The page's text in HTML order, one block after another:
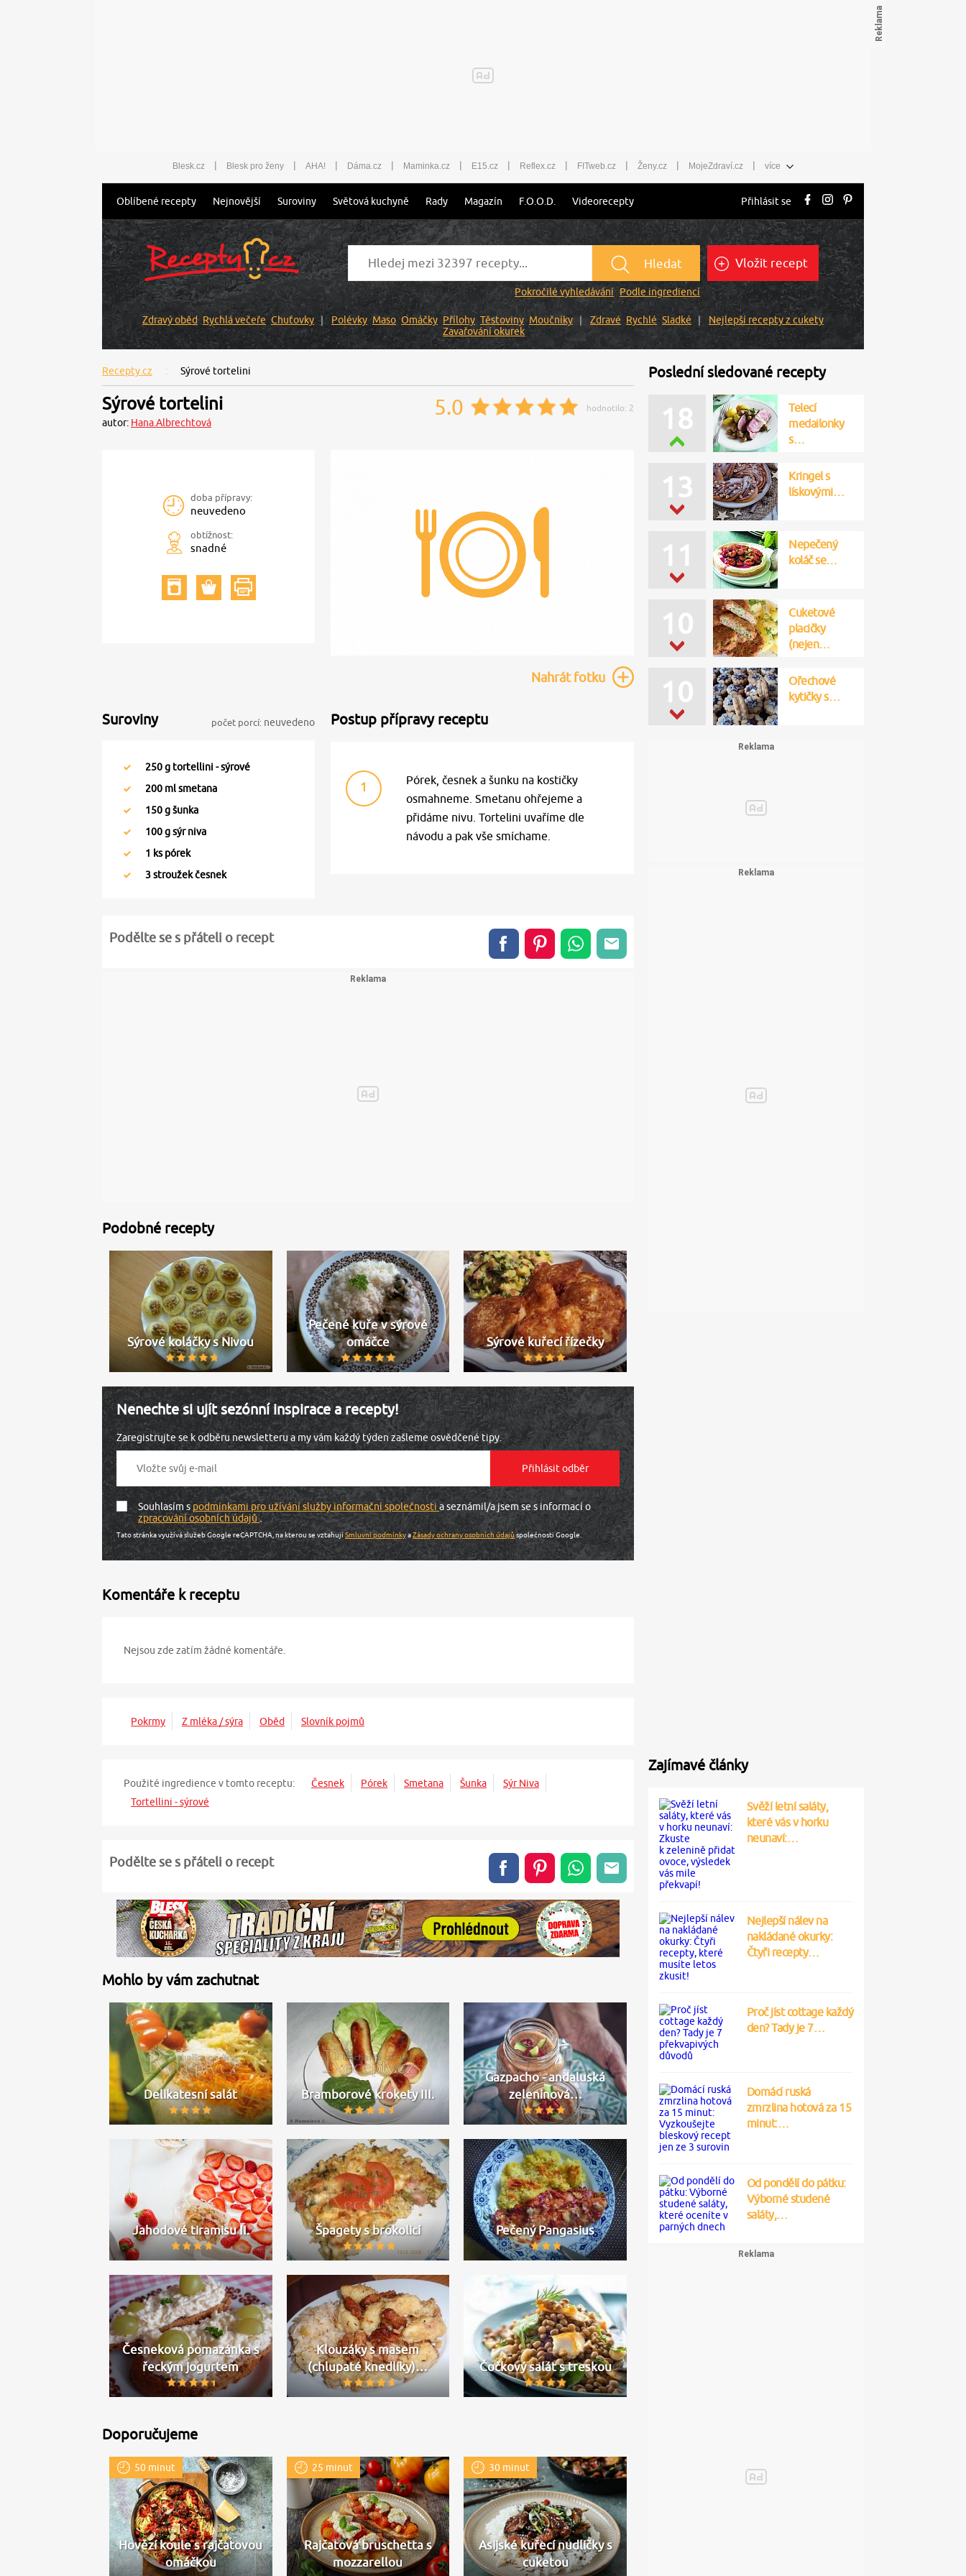
Blesk.cz | Blesk pro ženy | AHA! | Dáma.cz | Maminka.cz | E15.cz | Reflex.cz | FITweb.cz | Ženy.cz | MojeZdraví.cz | více
Oblíbené recepty Nejnovější Suroviny Světová kuchyně Rady Magazín F.O.O.D. Videorecepty Přihlásit se
Hledat
Pokročilé vyhledávání Podle ingrediencí
Vložit recept
Zdravý oběd Rychlá večeře Chuťovky Polévky Maso Omáčky Přílohy Těstoviny Moučníky Zdravé Rychlé Sladké
Nejlepší recepty z cukety
Zavařování okurek
Recepty.cz Sýrové tortelini
Sýrové tortelini
autor: Hana.Albrechtová
5.0 hodnotilo: 2
doba přípravy:
neuvedeno
obtížnost:
snadné
Nahrátfotku
Suroviny počet porcí: neuvedeno
250g tortellini - sýrové
200 ml smetana
150g šunka
100g sýr niva
1 ks pórek
3stroužek česnek
Postup přípravy receptu
1
Pórek, česnek a šunku na kostičky
osmahneme. Smetanu ohřejeme a
přidáme nivu. Tortelini uvaříme dle
návodu a pak vše smíchame.
Podělte se s přáteli o recept
Podobné recepty
Sýrové koláčky s Nivou
Pečené kuře v sýrové
omáčce
Sýrové kuřecí řízečky
Nenechte si ujít sezónní inspirace a recepty!
Zaregistrujte se k odběru newsletteru a my vám každý týden zašleme osvědčené tipy.
Souhlasím spodmínkami pro užívání služby informační společnosti a seznámil/a jsem se s informací o
zpracování osobních údajů.
Tato stránka využívá služeb Google reCAPTCHA, na kterou se vztahujíSmluvní podmínkyaZásady ochrany osobních údajůspolečnosti Google.
Komentáře k receptu
Nejsou zde zatím žádné komentáře.
Pokrmy Z mléka / sýra Oběd Slovník pojmů
Použité ingredience v tomto receptu: Česnek Pórek Smetana Šunka
Sýr Niva
Tortellini - sýrové
Podělte se s přáteli o recept
Mohlo by vám zachutnat
Delikatesní salát Bramborové krokety III.
Gazpacho - andaluská
zeleninová…
Jahodové tiramisu II. Špagety s brokolicí Pečený Pangasius
Česneková pomazánka s
řeckým jogurtem
Klouzáky s masem
(chlupaté knedlíky)…
Čočkový salát s treskou
Doporučujeme
50 minut
Hovězí koule s rajčatovou
omáčkou
25 minut
Rajčatová bruschetta s
mozzarellou
30 minut
Asijské kuřecí nudličky s
cuketou
Poslední sledované recepty
18
Telecí
medailonky
s…
13
Kringel s
lískovými…
10
Cuketové
placičky
(nejen…
10
Ořechové
kytičky s…
11
Nepečený
koláč se…
Zajímavé články
Svěží letní saláty,
které vás v horku
neunaví:…
Nejlepší nálev na
nakládané okurky:
Čtyři recepty…
Proč jíst cottage každý
den? Tady je 7…
Domácí ruská
zmrzlina hotová za 15
minut:…
Od pondělí do pátku:
Výborné studené
saláty,…